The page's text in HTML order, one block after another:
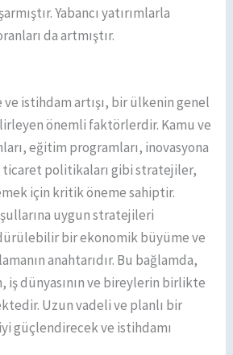
Yabancı yatırımlarla
da artmıştır.
istihdam artışı, bir ülkenin genel
önemli faktörlerdir. Kamu ve
eğitim programları, inovasyona
ticaret politikaları gibi stratejiler,
için kritik öneme sahiptir.
uygun stratejileri
bir ekonomik büyüme ve
anahtarıdır. Bu bağlamda,
iş dünyasının ve bireylerin birlikte
Uzun vadeli ve planlı bir
güçlendirecek ve istihdamı